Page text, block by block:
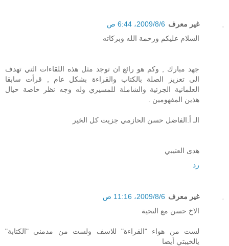
غير معرف 6‏/8‏/2009، 6:44 ص
السلام عليكم ورحمة الله وبركاته
جهد مبارك , وكم هو رائع ان توجد مثل هذه اللقاءات التي تهدف
الى تعزيز الصلة بالكتاب والقراءة بشكل عام , قرأت سابقا
العلمانية الجزئية والشاملة للمسيري وله وجه نظر خاصة حيال
هذين المفهومين .
الـ أ.الفاضل حسن الحازمي جزيت كل الخير
هدى العتيبي
رد
غير معرف 6‏/8‏/2009، 11:16 ص
الاخ حسن مع التحية
لست من هواء "القراءة" للاسف ولست من مدمني "الكتابة"
يالخيبتي أيضا